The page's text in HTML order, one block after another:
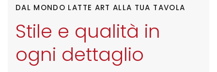
DAL MONDO LATTE ART ALLA TUA TAVOLA
Stile e qualità in
ogni dettaglio